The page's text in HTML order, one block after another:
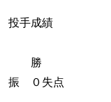
投手成績
勝 大竹 ６
振 ０失点